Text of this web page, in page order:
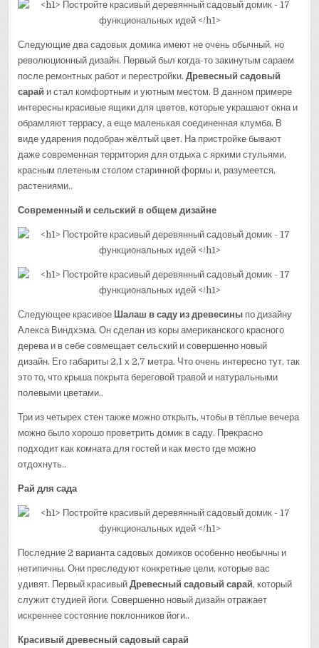
Следующие два садовых домика имеют не очень обычный, но
революционный дизайн. Первый был когда-то закинутым сараем
после ремонтных работ и перестройки.Древесный садовый
сарай и стал комфортным и уютным местом. В данном примере
интересны красивые ящики для цветов, которые украшают окна и
обрамляют террасу, а еще маленькая соединенная клумба. В
виде ударения подобран жёлтый цвет. На пристройке бывают
даже современная территория для отдыха с яркими стульями,
красным плетеным столом старинной формы и, разумеется,
растениями..
Современный и сельский в общем дизайне
Следующее красивое Шалаш в саду из древесины по дизайну
Алекса Виндхэма. Он сделан из коры американского красного
дерева и в себе совмещает сельский и совершенно новый
дизайн. Его габариты 2,1 х 2,7 метра. Что очень интересно тут, так
это то, что крыша покрыта береговой травой и натуральными
полевыми цветами..
Три из четырех стен также можно открыть, чтобы в тёплые вечера
можно было хорошо проветрить домик в саду. Прекрасно
подходит как комната для гостей и как место где можно
отдохнуть..
Рай для сада
Последние 2 варианта садовых домиков особенно необычны и
нетипичны. Они преследуют конкретные цели, которые вас
удивят. Первый красивыйДревесный садовый сарай, который
служит студией йоги. Совершенно новый дизайн отражает
искреннее состояние поклонников йоги..
Красивый древесный садовый сарай